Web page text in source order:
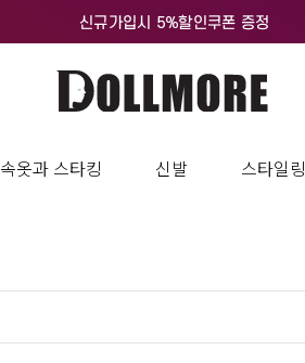
속옷과 스타킹 신발 스타일링